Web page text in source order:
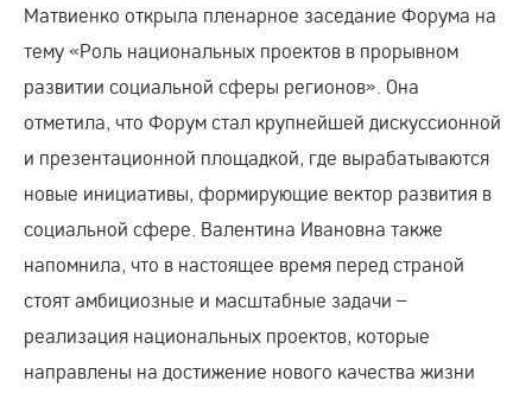
Матвиенко открыла пленарное заседание Форума на
тему «Роль национальных проектов в прорывном
развитии социальной сферы регионов». Она
отметила, что Форум стал крупнейшей дискуссионной
и презентационной площадкой, где вырабатываются
новые инициативы, формирующие вектор развития в
социальной сфере. Валентина Ивановна также
напомнила, что в настоящее время перед страной
стоят амбициозные и масштабные задачи –
реализация национальных проектов, которые
направлены на достижение нового качества жизни